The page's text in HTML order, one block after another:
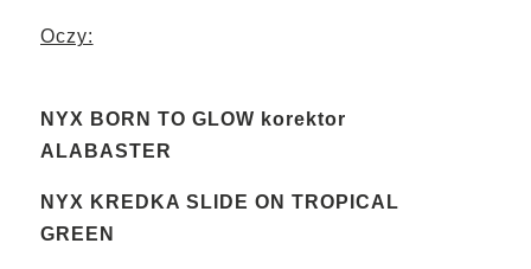
Oczy:
NYX BORN TO GLOW korektor
ALABASTER
NYX KREDKA SLIDE ON TROPICAL
GREEN